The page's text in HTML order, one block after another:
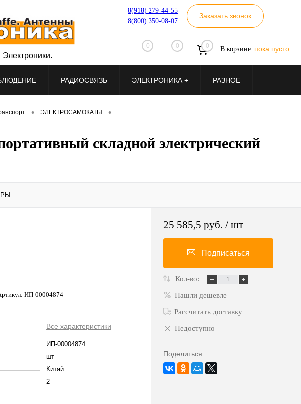
8(918) 279-44-55
8(800) 350-08-07
Заказать звонок
0 0 0 В корзине пока пусто
РАДИОСВЯЗЬ ЭЛЕКТРОНИКА + РАЗНОЕ
• ЭЛЕКТРОСАМОКАТЫ •
складной электрический
ИП-00004874
Все характеристики
ИП-00004874
шт
Китай
2
25 585,5 руб. / шт
Подписаться
Кол-во:
Нашли дешевле
Рассчитать доставку
Недоступно
Поделиться